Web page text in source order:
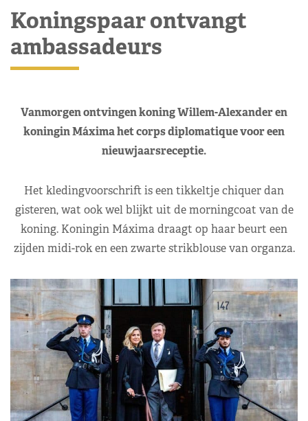
Koningspaar ontvangt
ambassadeurs
Vanmorgen ontvingen koning Willem-Alexander en
koningin Máxima het corps diplomatique voor een
nieuwjaarsreceptie.
Het kledingvoorschrift is een tikkeltje chiquer dan
gisteren, wat ook wel blijkt uit de morningcoat van de
koning. Koningin Máxima draagt op haar beurt een
zijden midi-rok en een zwarte strikblouse van organza.